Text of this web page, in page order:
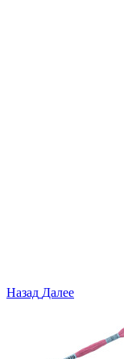
Назад Далее